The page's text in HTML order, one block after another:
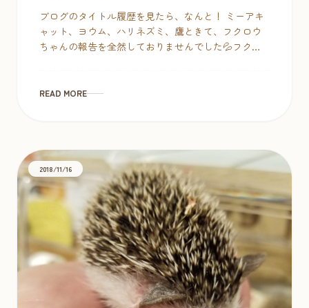
ブログのタイトル履歴を見たら、なんと！ ミーアキ
ャット、ヨウム、ハリネズミ、鷹ときて、フクロウ
ちゃんの報告を全然しておりませんでした💦フクロ
READ MORE
2018/11/16